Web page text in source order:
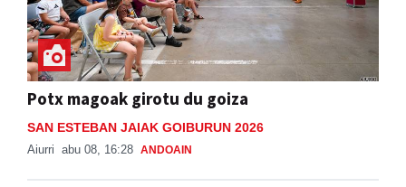
Potx magoak girotu du goiza
SAN ESTEBAN JAIAK GOIBURUN 2026
Aiurri abu 08, 16:28 ANDOAIN